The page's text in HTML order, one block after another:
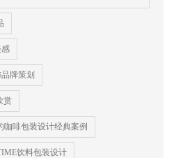
牌策划
赏
咖啡包装设计经典案例
饮料包装设计